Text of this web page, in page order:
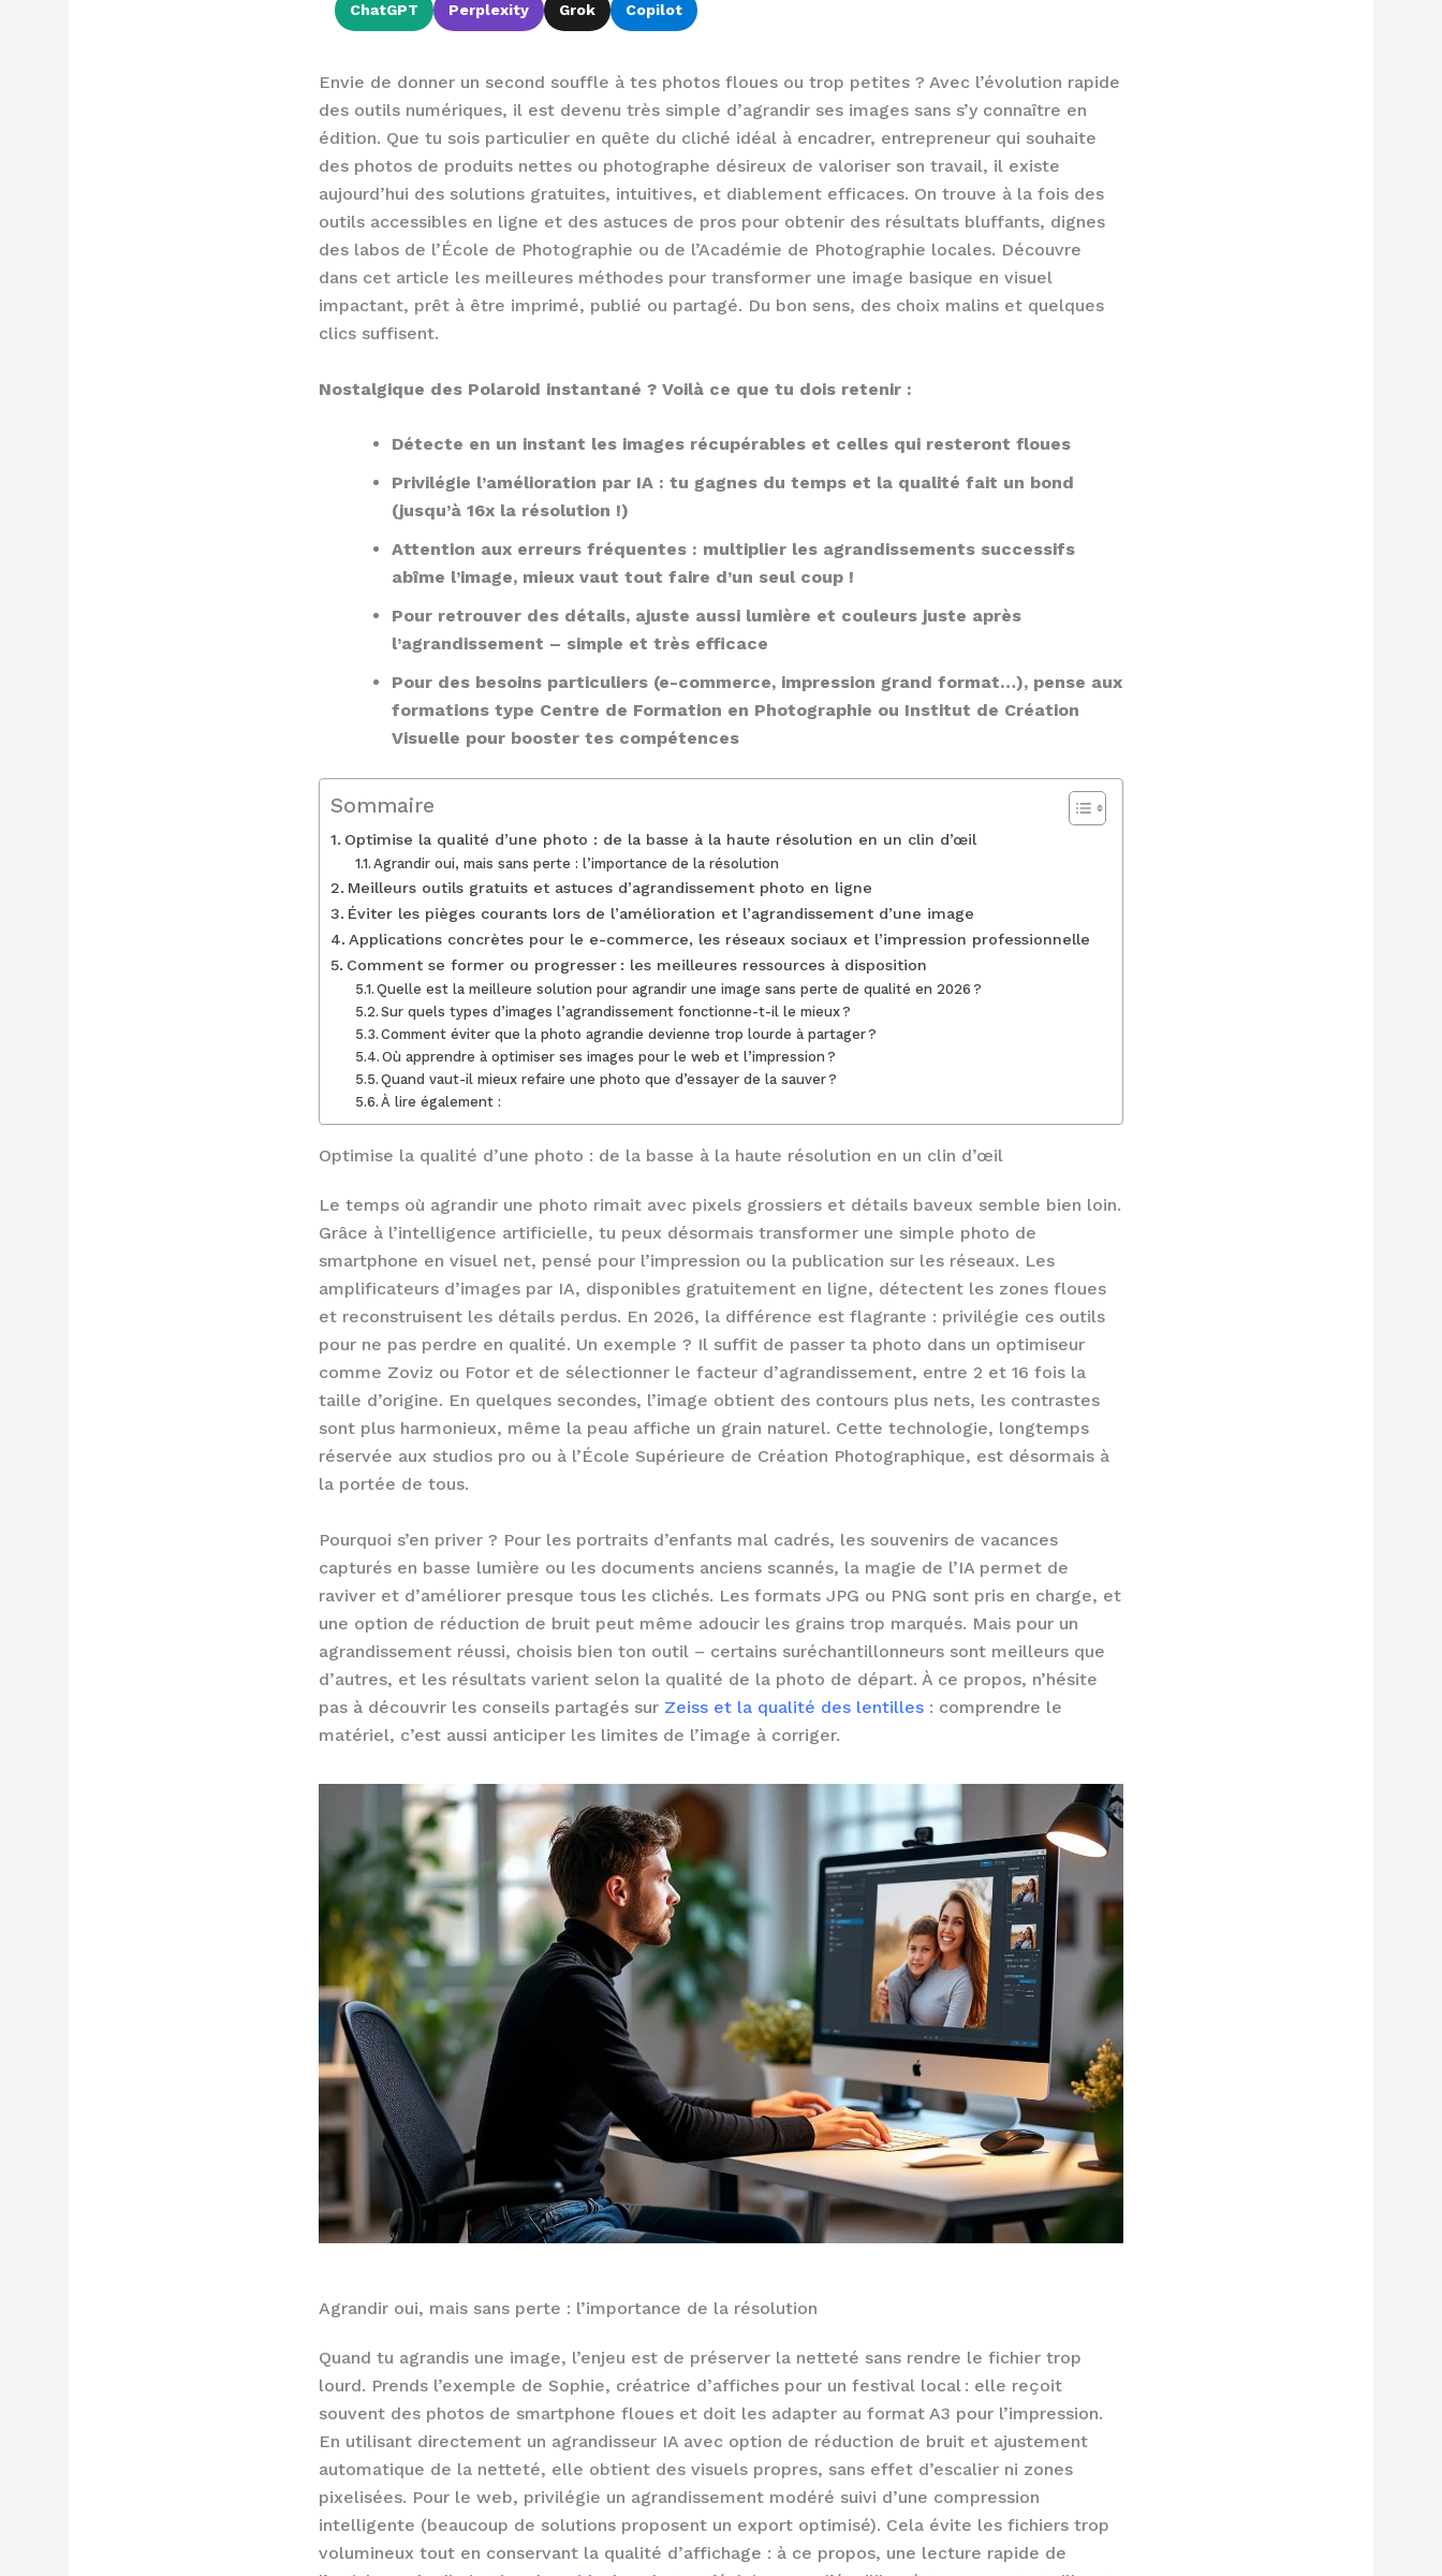
ChatGPT Perplexity Grok Copilot
Envie de donner un second souffle à tes photos floues ou trop petites ? Avec l’évolution rapide
des outils numériques, il est devenu très simple d’agrandir ses images sans s’y connaître en
édition. Que tu sois particulier en quête du cliché idéal à encadrer, entrepreneur qui souhaite
des photos de produits nettes ou photographe désireux de valoriser son travail, il existe
aujourd’hui des solutions gratuites, intuitives, et diablement efficaces. On trouve à la fois des
outils accessibles en ligne et des astuces de pros pour obtenir des résultats bluffants, dignes
des labos de l’École de Photographie ou de l’Académie de Photographie locales. Découvre
dans cet article les meilleures méthodes pour transformer une image basique en visuel
impactant, prêt à être imprimé, publié ou partagé. Du bon sens, des choix malins et quelques
clics suffisent.
Nostalgique des Polaroid instantané ? Voilà ce que tu dois retenir :
Détecte en un instant les images récupérables et celles qui resteront floues
Privilégie l’amélioration par IA : tu gagnes du temps et la qualité fait un bond
(jusqu’à 16x la résolution !)
Attention aux erreurs fréquentes : multiplier les agrandissements successifs
abîme l’image, mieux vaut tout faire d’un seul coup !
Pour retrouver des détails, ajuste aussi lumière et couleurs juste après
l’agrandissement – simple et très efficace
Pour des besoins particuliers (e-commerce, impression grand format…), pense aux
formations type Centre de Formation en Photographie ou Institut de Création
Visuelle pour booster tes compétences
Sommaire
Optimise la qualité d’une photo : de la basse à la haute résolution en un clin d’œil
Agrandir oui, mais sans perte : l’importance de la résolution
Meilleurs outils gratuits et astuces d’agrandissement photo en ligne
Éviter les pièges courants lors de l’amélioration et l’agrandissement d’une image
Applications concrètes pour le e-commerce, les réseaux sociaux et l’impression professionnelle
Comment se former ou progresser : les meilleures ressources à disposition
Quelle est la meilleure solution pour agrandir une image sans perte de qualité en 2026 ?
Sur quels types d’images l’agrandissement fonctionne-t-il le mieux ?
Comment éviter que la photo agrandie devienne trop lourde à partager ?
Où apprendre à optimiser ses images pour le web et l’impression ?
Quand vaut-il mieux refaire une photo que d’essayer de la sauver ?
À lire également :
Optimise la qualité d’une photo : de la basse à la haute résolution en un clin d’œil
Le temps où agrandir une photo rimait avec pixels grossiers et détails baveux semble bien loin.
Grâce à l’intelligence artificielle, tu peux désormais transformer une simple photo de
smartphone en visuel net, pensé pour l’impression ou la publication sur les réseaux. Les
amplificateurs d’images par IA, disponibles gratuitement en ligne, détectent les zones floues
et reconstruisent les détails perdus. En 2026, la différence est flagrante : privilégie ces outils
pour ne pas perdre en qualité. Un exemple ? Il suffit de passer ta photo dans un optimiseur
comme Zoviz ou Fotor et de sélectionner le facteur d’agrandissement, entre 2 et 16 fois la
taille d’origine. En quelques secondes, l’image obtient des contours plus nets, les contrastes
sont plus harmonieux, même la peau affiche un grain naturel. Cette technologie, longtemps
réservée aux studios pro ou à l’École Supérieure de Création Photographique, est désormais à
la portée de tous.
Pourquoi s’en priver ? Pour les portraits d’enfants mal cadrés, les souvenirs de vacances
capturés en basse lumière ou les documents anciens scannés, la magie de l’IA permet de
raviver et d’améliorer presque tous les clichés. Les formats JPG ou PNG sont pris en charge, et
une option de réduction de bruit peut même adoucir les grains trop marqués. Mais pour un
agrandissement réussi, choisis bien ton outil – certains suréchantillonneurs sont meilleurs que
d’autres, et les résultats varient selon la qualité de la photo de départ. À ce propos, n’hésite
pas à découvrir les conseils partagés sur Zeiss et la qualité des lentilles : comprendre le
matériel, c’est aussi anticiper les limites de l’image à corriger.
Agrandir oui, mais sans perte : l’importance de la résolution
Quand tu agrandis une image, l’enjeu est de préserver la netteté sans rendre le fichier trop
lourd. Prends l’exemple de Sophie, créatrice d’affiches pour un festival local : elle reçoit
souvent des photos de smartphone floues et doit les adapter au format A3 pour l’impression.
En utilisant directement un agrandisseur IA avec option de réduction de bruit et ajustement
automatique de la netteté, elle obtient des visuels propres, sans effet d’escalier ni zones
pixelisées. Pour le web, privilégie un agrandissement modéré suivi d’une compression
intelligente (beaucoup de solutions proposent un export optimisé). Cela évite les fichiers trop
volumineux tout en conservant la qualité d’affichage : à ce propos, une lecture rapide de